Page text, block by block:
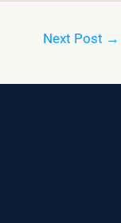
Next Post →